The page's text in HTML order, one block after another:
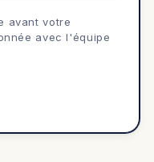
avant votre
avec l'équipe